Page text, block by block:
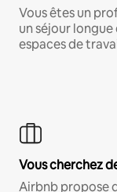
Vous êtes un
un séjour
espaces de
Vous cherchez
Airbnb propose